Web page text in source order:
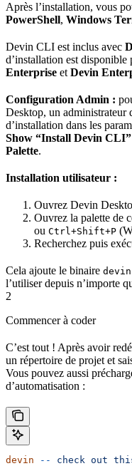
Après l’installation, vous
PowerShell, Windows
Devin CLI est inclus avec
d’installation est disponible
Enterprise et Devin
Configuration Admin :
Desktop, un administrateur
d’installation dans les
Show “Install Devin
Palette.
Installation utilisateur :
Ouvrez Devin
Ouvrez la palette de
ou Ctrl+Shift+P
Recherchez puis
Cela ajoute le binaire devin
l’utiliser depuis n’importe
2
Commencer à coder
C’est tout ! Après avoir
un répertoire de projet et
Vous pouvez aussi
d’automatisation :
devin -- check out